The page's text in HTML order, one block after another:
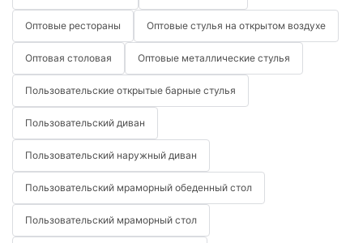
Оптовые рестораны Оптовые стулья на открытом воздухе
Оптовая столовая Оптовые металлические стулья
Пользовательские открытые барные стулья
Пользовательский диван
Пользовательский наружный диван
Пользовательский мраморный обеденный стол
Пользовательский мраморный стол